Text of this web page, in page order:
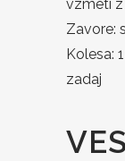
vzmeti
Zavore:
Kolesa:
zadaj